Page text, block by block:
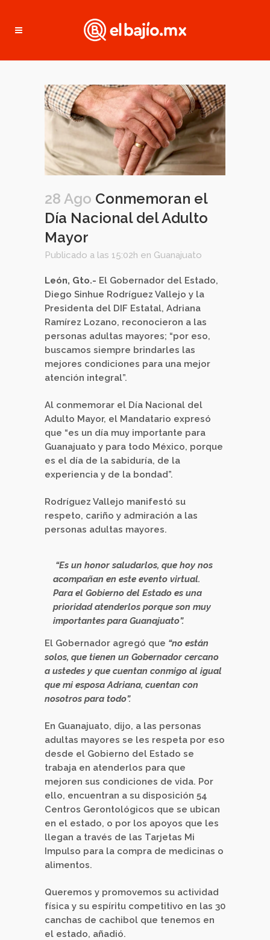
28 Ago Conmemoran el
Día Nacional del Adulto
Mayor
Publicado a las 15:02h en Guanajuato
León, Gto.- El Gobernador del Estado,
Diego Sinhue Rodríguez Vallejo y la
Presidenta del DIF Estatal, Adriana
Ramírez Lozano, reconocieron a las
personas adultas mayores; “por eso,
buscamos siempre brindarles las
mejores condiciones para una mejor
atención integral”.
Al conmemorar el Día Nacional del
Adulto Mayor, el Mandatario expresó
que “es un día muy importante para
Guanajuato y para todo México, porque
es el día de la sabiduría, de la
experiencia y de la bondad”.
Rodríguez Vallejo manifestó su
respeto, cariño y admiración a las
personas adultas mayores.
“Es un honor saludarlos, que hoy nos
acompañan en este evento virtual.
Para el Gobierno del Estado es una
prioridad atenderlos porque son muy
importantes para Guanajuato”.
El Gobernador agregó que “no están
solos, que tienen un Gobernador cercano
a ustedes y que cuentan conmigo al igual
que mi esposa Adriana, cuentan con
nosotros para todo”.
En Guanajuato, dijo, a las personas
adultas mayores se les respeta por eso
desde el Gobierno del Estado se
trabaja en atenderlos para que
mejoren sus condiciones de vida. Por
ello, encuentran a su disposición 54
Centros Gerontológicos que se ubican
en el estado, o por los apoyos que les
llegan a través de las Tarjetas Mi
Impulso para la compra de medicinas o
alimentos.
Queremos y promovemos su actividad
física y su espíritu competitivo en las 30
canchas de cachibol que tenemos en
el estado, añadió.